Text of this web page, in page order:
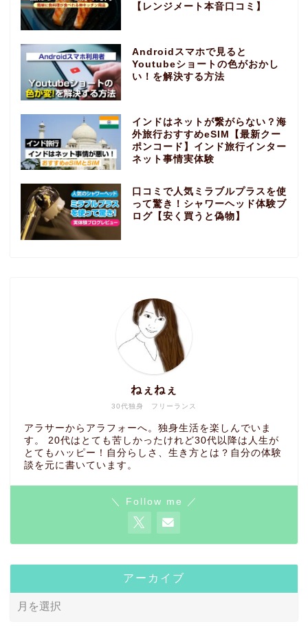
【レンジメート本音口コミ】
Androidスマホで見ると
Youtubeショートの色がおかし
い！を解決する方法
インドはネットが繋がらない？海
外旅行おすすめeSIM【最新クー
ポンコード】インド旅行インター
ネット事情実体験
口コミで人気ミラブルプラスを使
って驚き！シャワーヘッド体験ブ
ログ【安く買うと偽物】
30代独身 フリーランス
ねぇねぇ
アラサーからアラフォーへ。独身生活を楽しんでいま
す。 20代はとても苦しかったけれど30代以降は人生が
とてもハッピー！自分らしさ、生き方とは？自分の体験
談を元に書いています。
＼ Follow me ／
アーカイブ